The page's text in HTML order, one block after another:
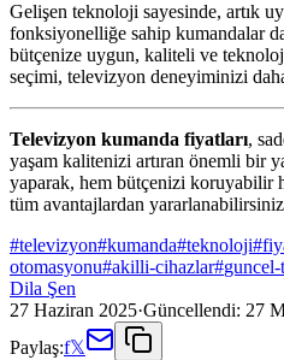
Gelişen teknoloji sayesinde, artık
fonksiyonelliğe sahip kumandalar
bütçenize uygun, kaliteli ve
seçimi, televizyon deneyiminizi
Televizyon kumanda fiyatları,
yaşam kalitenizi artıran önemli bir
yaparak, hem bütçenizi koruyabilir
tüm avantajlardan
#televizyon#kumanda#teknoloji#
otomasyonu#akilli-cihazlar#
Dila Şen
27 Haziran 2025·Güncellendi: 27
Paylaş:f𝕏